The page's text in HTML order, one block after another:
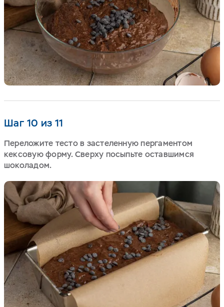
Шаг 10 из 11
Переложите тесто в застеленную пергаментом
кексовую форму. Сверху посыпьте оставшимся
шоколадом.